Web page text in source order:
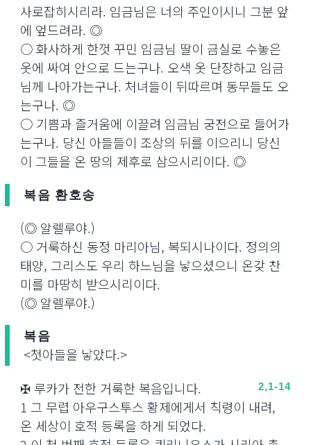
사로잡히시리라. 임금님은 너의 주인이시니 그분 앞
에 엎드려라. ◎
○ 화사하게 한껏 꾸민 임금님 딸이 금실로 수놓은
옷에 싸여 안으로 드는구나. 오색 옷 단장하고 임금
님께 나아가는구나. 처녀들이 뒤따르며 동무들도 오
는구나. ◎
○ 기쁨과 즐거움에 이끌려 임금님 궁전으로 들어가
는구나. 당신 아들들이 조상의 뒤를 이으리니 당신
이 그들을 온 땅의 제후로 삼으시리이다. ◎
복음 환호송
(◎ 알렐루야.)
○ 거룩하신 동정 마리아님, 복되시나이다. 정의의
태양, 그리스도 우리 하느님을 낳으셨으니 온갖 찬
미를 마땅히 받으시리이다.
(◎ 알렐루야.)
복음
<첫아들을 낳았다.>
✠ 루카가 전한 거룩한 복음입니다.
2,1-14
1 그 무렵 아우구스투스 황제에게서 칙령이 내려,
온 세상이 호적 등록을 하게 되었다.